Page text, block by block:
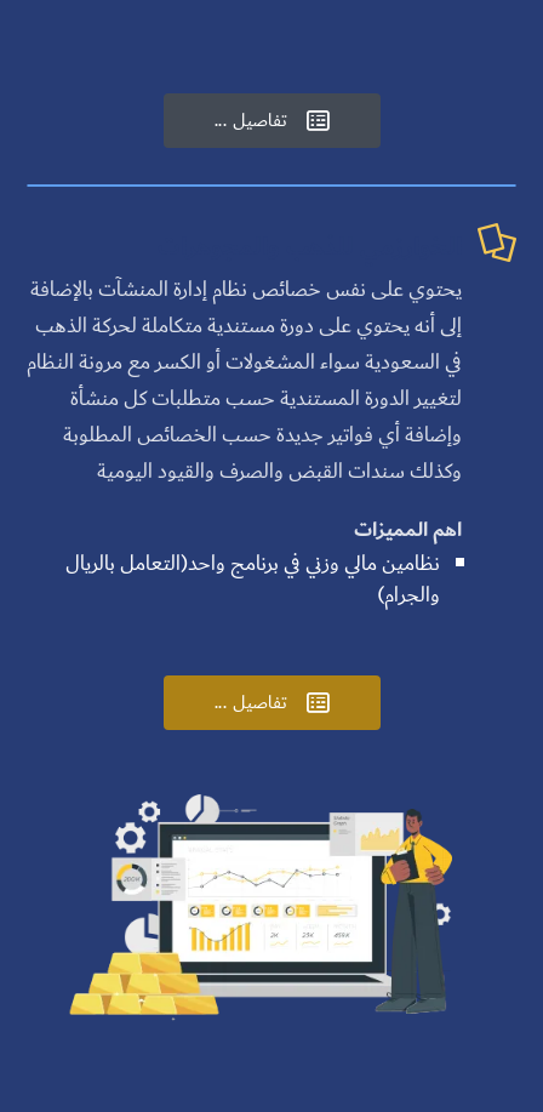
 تفاصيل ...

يحتوي على نفس خصائص نظام إدارة المنشآت بالإضافة
إلى أنه يحتوي على دورة مستندية متكاملة لحركة الذهب
في السعودية سواء المشغولات أو الكسر مع مرونة النظام
لتغيير الدورة المستندية حسب متطلبات كل منشأة
وإضافة أي فواتير جديدة حسب الخصائص المطلوبة
وكذلك سندات القبض والصرف والقيود اليومية
اهم المميزات
نظامين مالي وزني في برنامج واحد(التعامل بالريال
والجرام)
 تفاصيل ...